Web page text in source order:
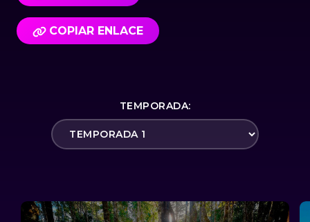
COPIAR ENLACE
TEMPORADA: